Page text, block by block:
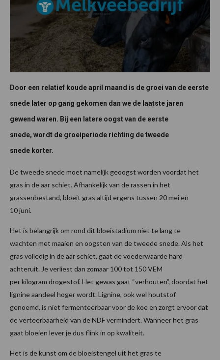
Door een relatief koude april maand is de groei van de eerste
snede later op gang gekomen dan we de laatste jaren
gewend waren. Bij een latere oogst van de eerste
snede, wordt de groeiperiode richting de tweede
snede korter.
De tweede snede moet namelijk geoogst worden voordat het
gras in de aar schiet. Afhankelijk van de rassen in het
grassenbestand, bloeit gras altijd ergens tussen 20 mei en
10 juni.
Het is belangrijk om rond dit bloeistadium niet te lang te
wachten met maaien en oogsten van de tweede snede. Als het
gras volledig in de aar schiet, gaat de voederwaarde hard
achteruit. Je verliest dan zomaar 100 tot 150 VEM
per kilogram drogestof. Het gewas gaat “verhouten”, doordat het
lignine aandeel hoger wordt. Lignine, ook wel houtstof
genoemd, is niet fermenteerbaar voor de koe en zorgt ervoor dat
de verteerbaarheid van de NDF vermindert. Wanneer het gras
gaat bloeien lever je dus flink in op kwaliteit.
Het is de kunst om de bloeistengel uit het gras te